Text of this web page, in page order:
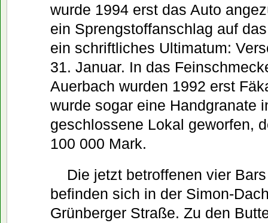
wurde 1994 erst das Auto
ein Sprengstoffanschlag auf
ein schriftliches Ultimatum:
31. Januar. In das
Auerbach wurden 1992 erst
wurde sogar eine Handgranate
geschlossene Lokal geworfen,
100 000 Mark.
Die jetzt betroffenen vier
befinden sich in der Simon-
Grünberger Straße. Zu den